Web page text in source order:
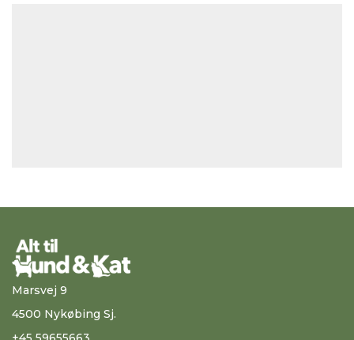
Marsvej 9
4500 Nykøbing Sj.